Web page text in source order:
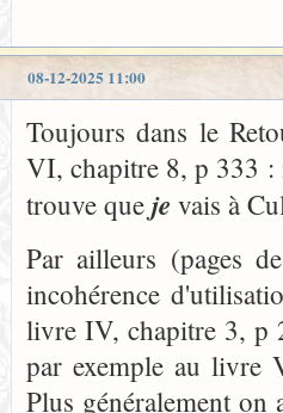
08-12-2025 11:00
Toujours dans le
VI, chapitre 8, p 333 :
trouve que je vais à
Par ailleurs (pages
incohérence
livre IV, chapitre 3, p
par exemple au livre
Plus généralement